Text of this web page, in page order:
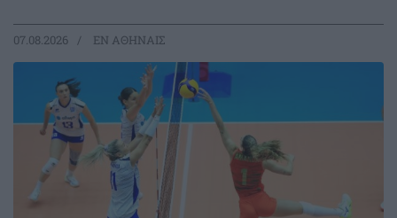
07.08.2026 EΝ ΑΘΗΝΑΙΣ